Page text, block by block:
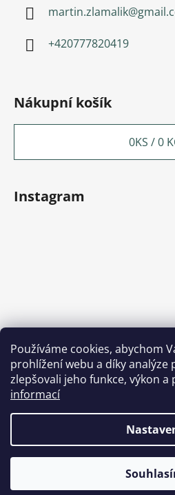
Používáme cookies, abychom
prohlížení webu a díky analýze
zlepšovali jeho funkce, výkon a
informací
martin.zlamalik@
+420777820419
Nákupní košík
0KS /0
Instagram
Sledovat na
Vytvořil